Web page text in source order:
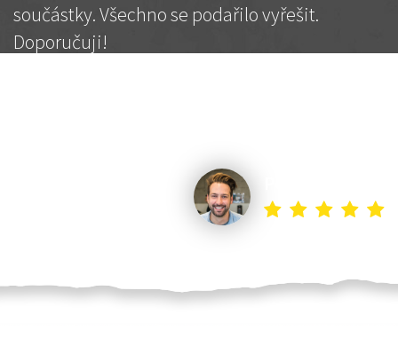
součástky. Všechno se podařilo vyřešit.
Doporučuji!